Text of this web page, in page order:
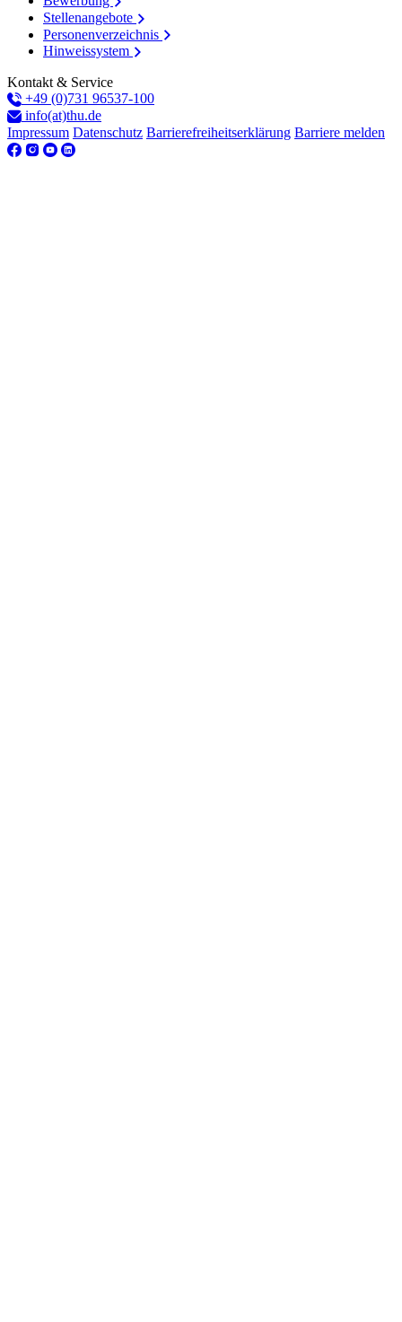
Stellenangebote
Personenverzeichnis
Hinweissystem
Kontakt & Service
+49 (0)731 96537-100
info(at)thu.de
Impressum Datenschutz Barrierefreiheitserklärung Barriere melden